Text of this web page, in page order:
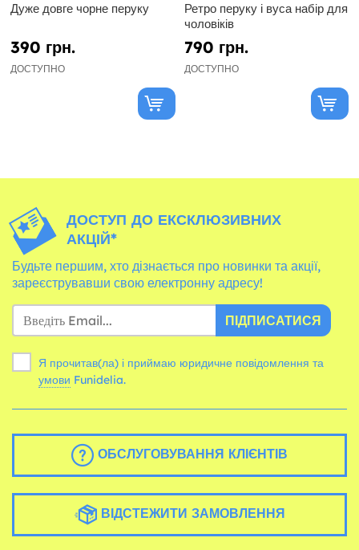
Дуже довге чорне перуку
390 грн.
ДОСТУПНО
Ретро перуку і вуса набір для
чоловіків
790 грн.
ДОСТУПНО
ДОСТУП ДО ЕКСКЛЮЗИВНИХ
АКЦІЙ*
Будьте першим, хто дізнається про новинки та акції,
зареєструвавши свою електронну адресу!
ПІДПИСАТИСЯ
Я прочитав(ла) і приймаю юридичне повідомлення та
умови Funidelia.
ОБСЛУГОВУВАННЯ КЛІЄНТІВ
ВІДСТЕЖИТИ ЗАМОВЛЕННЯ